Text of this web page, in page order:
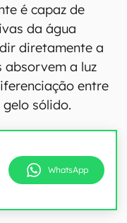
é capaz de
da água
diretamente a
absorvem a luz
entre
sólido.
WhatsApp